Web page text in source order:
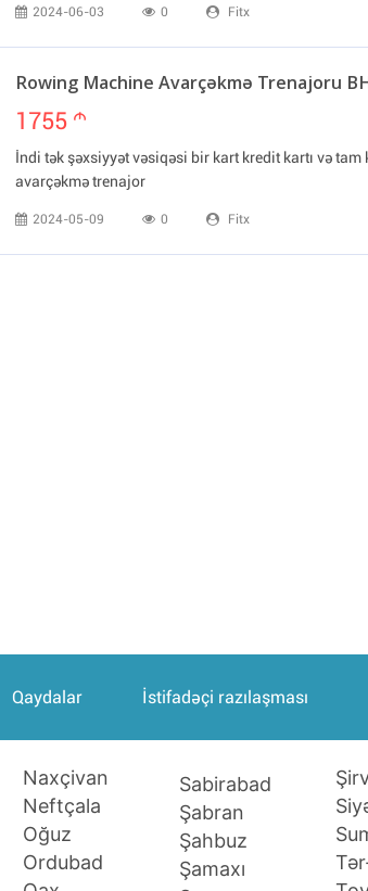
2024-06-03 0 Fitx
Rowing Machine Avarçəkmə Trenajoru
1755 m
İndi tək şəxsiyyət vəsiqəsi bir kart kredit kartı və
avarçəkmə trenajor
2024-05-09 0 Fitx
Qaydalar İstifadəçi razılaşması
Naxçivan
Neftçala
Oğuz
Ordubad
Sabirabad
Şabran
Şahbuz
Şamaxı